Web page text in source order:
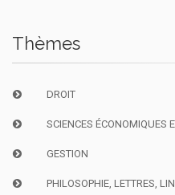
Thèmes
DROIT
SCIENCES ÉCONOMIQUES
GESTION
PHILOSOPHIE, LETTRES,